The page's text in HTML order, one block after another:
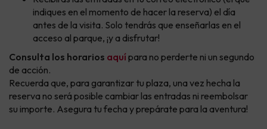
indiques en el momento de hacer la reserva) el día
antes de la visita. Solo tendrás que enseñarlas en el
acceso al parque, ¡y a disfrutar!
Consulta los horarios aquípara no perderte ni un segundo
de acción.
Recuerda que, para garantizar tu plaza, una vez hecha la
reserva no será posible cambiar las entradas ni reembolsar
su importe. Asegura tu fecha y prepárate para la aventura!